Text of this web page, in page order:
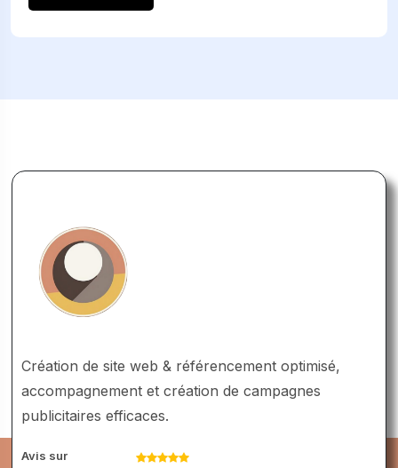
Création de site web & référencement optimisé,
accompagnement et création de campagnes
publicitaires efficaces.
Avis sur